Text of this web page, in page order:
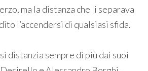
ma la distanza che li separava
l’accendersi di qualsiasi sfida.
distanzia sempre di più dai suoi